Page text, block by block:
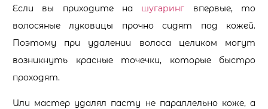
Если вы приходите на шугаринг впервые, то
волосяные луковицы прочно сидят под кожей.
Поэтому при удалении волоса целиком могут
возникнуть красные точечки, которые быстро
проходят.
Или мастер удалял пасту не параллельно коже, а